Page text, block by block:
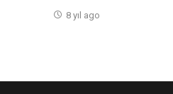
8 yıl ago